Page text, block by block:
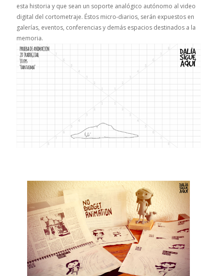
esta historia y que sean un soporte analógico autónomo al video
digital del cortometraje. Éstos micro-diarios, serán expuestos en
galerías, eventos, conferencias y demás espacios destinados a la
memoria.